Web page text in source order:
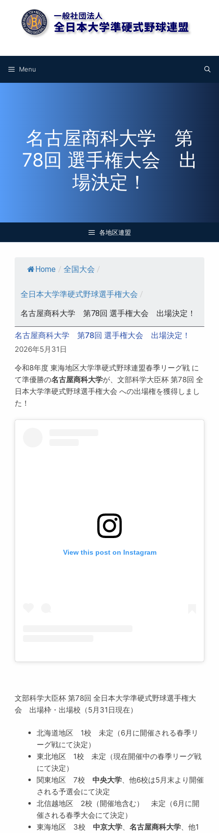
Menu
名古屋商科大学 第
78回 選手権大会 出
場決定！
各地区連盟
Home / 全国大会 /
全日本大学準硬式野球選手権大会 /
名古屋商科大学 第78回 選手権大会 出場決定！
名古屋商科大学 第78回 選手権大会 出場決定！
2026年5月31日
令和8年度 東海地区大学準硬式野球連盟春季リーグ戦 に
て準優勝の名古屋商科大学が、文部科学大臣杯 第78回 全
日本大学準硬式野球選手権大会 への出場権を獲得しまし
た！
View this post on Instagram
文部科学大臣杯 第78回 全日本大学準硬式野球選手権大
会 出場枠・出場校（5月31日現在）
北海道地区 1校 未定（6月に開催される春季リ
ーグ戦にて決定）
東北地区 1校 未定（現在開催中の春季リーグ戦
にて決定）
関東地区 7校 中央大学 、他6校は5月末より開催
される予選会にて決定
北信越地区 2校（開催地含む） 未定（6月に開
催される春季大会にて決定）
東海地区 3校 中京大学 名古屋商科大学 、他1